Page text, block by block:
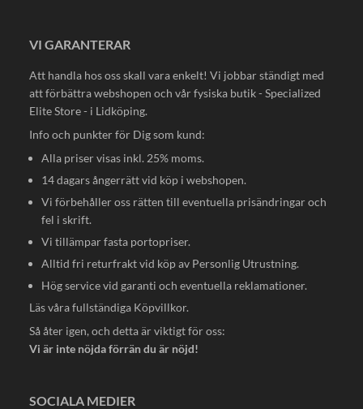
VI GARANTERAR
Att handla hos oss skall vara enkelt! Vi jobbar ständigt med
att förbättra webshopen och vår fysiska butik - Specialized
Elite Store - i Lidköping.
Info och punkter för Dig som kund:
Alla priser visas inkl. 25% moms.
14 dagars ångerrätt vid köp i webshopen.
Vi förbehåller oss rätten till eventuella prisändringar och
fel i skrift.
Vi tillämpar fasta portopriser.
Alltid fri returfrakt vid köp av Personlig Utrustning.
Hög service vid garanti och eventuella reklamationer.
Läs våra fullständiga Köpvillkor.
Så åter igen, och detta är viktigt för oss:
Vi är inte nöjda förrän du är nöjd!
SOCIALA MEDIER